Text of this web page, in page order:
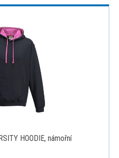
HOODIE, námořní